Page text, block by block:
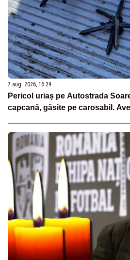
7 aug. 2026, 16:29
Pericol uriaș pe Autostrada
capcană, găsite pe carosabil.